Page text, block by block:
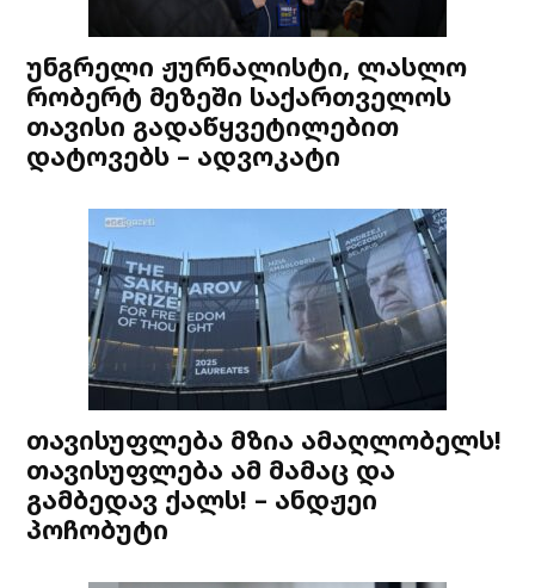
უნგრელი ჟურნალისტი, ლასლო
რობერტ მეზეში საქართველოს
თავისი გადაწყვეტილებით
დატოვებს – ადვოკატი
თავისუფლება მზია ამაღლობელს!
თავისუფლება ამ მამაც და
გამბედავ ქალს! – ანდჟეი
პოჩობუტი